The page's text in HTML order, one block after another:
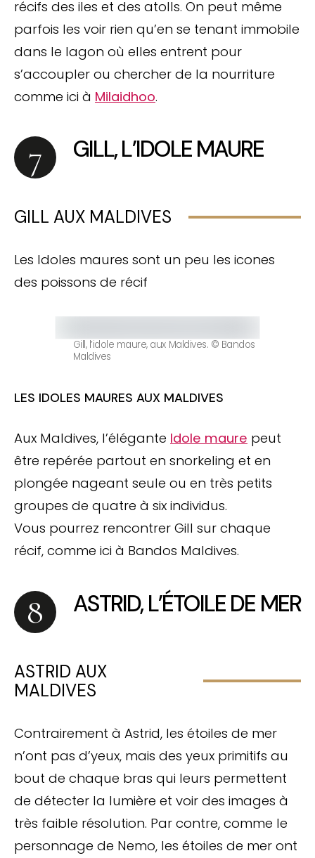
récifs des iles et des atolls. On peut même
parfois les voir rien qu’en se tenant immobile
dans le lagon où elles entrent pour
s’accoupler ou chercher de la nourriture
comme ici à Milaidhoo.
GILL, L’IDOLE MAURE
GILL AUX MALDIVES
Les Idoles maures sont un peu les icones
des poissons de récif
Gill, l’idole maure, aux Maldives. © Bandos
Maldives
LES IDOLES MAURES AUX MALDIVES
Aux Maldives, l’élégante Idole maure peut
être repérée partout en snorkeling et en
plongée nageant seule ou en très petits
groupes de quatre à six individus.
Vous pourrez rencontrer Gill sur chaque
récif, comme ici à Bandos Maldives.
ASTRID, L’ÉTOILE DE MER
ASTRID AUX
MALDIVES
Contrairement à Astrid, les étoiles de mer
n’ont pas d’yeux, mais des yeux primitifs au
bout de chaque bras qui leurs permettent
de détecter la lumière et voir des images à
très faible résolution. Par contre, comme le
personnage de Nemo, les étoiles de mer ont